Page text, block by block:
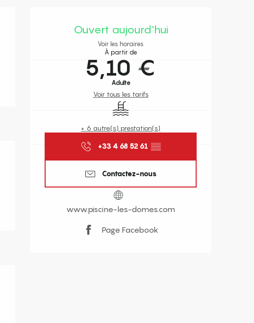
Ouvert aujourd'hui
Voir les horaires
À partir de
5,10 €
Adulte
Voir tous les tarifs
Piscine
+ 6 autre(s) prestation(s)
+33 4 68 52 61 ▒▒
Contactez-nous
www.piscine-les-domes.com
Page Facebook